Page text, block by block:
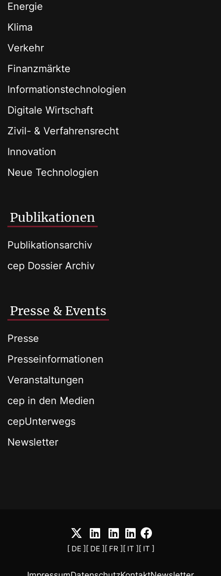
Energie
Klima
Verkehr
Finanzmärkte
Informationstechnologien
Digitale Wirtschaft
Zivil- & Verfahrensrecht
Innovation
Neue Technologien
Publikationen
Publikationsarchiv
cep Dossier Archiv
Presse & Events
Presse
Presseinformationen
Veranstaltungen
cep in den Medien
cepUnterwegs
Newsletter
[ DE ][ DE ][ FR ][ IT ][ IT ]